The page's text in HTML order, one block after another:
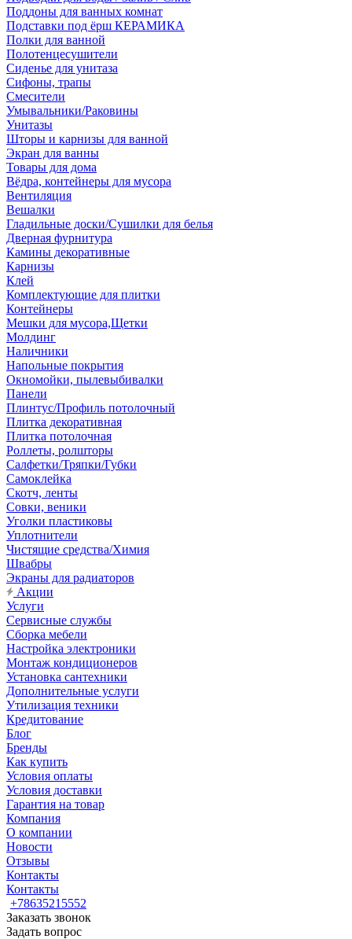
Поддоны для ванных комнат
Подставки под ёрш КЕРАМИКА
Полки для ванной
Полотенцесушители
Сиденье для унитаза
Сифоны, трапы
Смесители
Умывальники/Раковины
Унитазы
Шторы и карнизы для ванной
Экран для ванны
Товары для дома
Вёдра, контейнеры для мусора
Вентиляция
Вешалки
Гладильные доски/Сушилки для белья
Дверная фурнитура
Камины декоративные
Карнизы
Клей
Комплектующие для плитки
Контейнеры
Мешки для мусора,Щетки
Молдинг
Наличники
Напольные покрытия
Окномойки, пылевыбивалки
Панели
Плинтус/Профиль потолочный
Плитка декоративная
Плитка потолочная
Роллеты, ролшторы
Салфетки/Тряпки/Губки
Самоклейка
Скотч, ленты
Совки, веники
Уголки пластиковы
Уплотнители
Чистящие средства/Химия
Швабры
Экраны для радиаторов
Акции
Услуги
Сервисные службы
Сборка мебели
Настройка электроники
Монтаж кондиционеров
Установка сантехники
Дополнительные услуги
Утилизация техники
Кредитование
Блог
Бренды
Как купить
Условия оплаты
Условия доставки
Гарантия на товар
Компания
О компании
Новости
Отзывы
Контакты
Контакты
+78635215552
Заказать звонок
Задать вопрос